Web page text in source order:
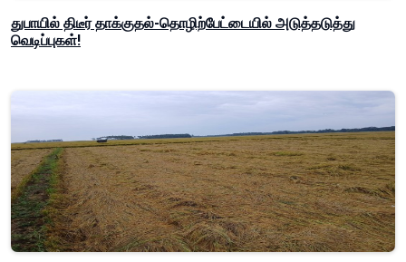
துபாயில் திடீர் தாக்குதல்-தொழிற்பேட்டையில் அடுத்தடுத்து
வெடிப்புகள்!